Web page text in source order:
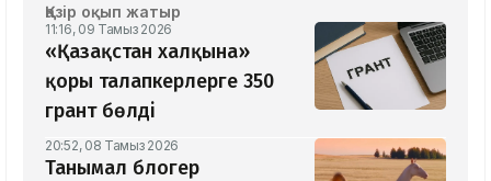
Қазір оқып жатыр
11:16, 09 Тамыз 2026
«Қазақстан халқына»
қоры талапкерлерге 350
грант бөлді
20:52, 08 Тамыз 2026
Танымал блогер